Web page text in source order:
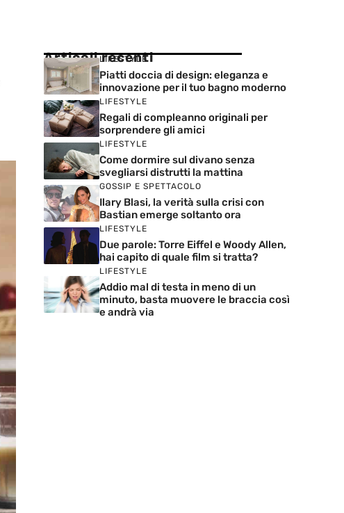
Articoli recenti
LIFESTYLE
Piatti doccia di design: eleganza e
innovazione per il tuo bagno moderno
LIFESTYLE
Regali di compleanno originali per
sorprendere gli amici
LIFESTYLE
Come dormire sul divano senza
svegliarsi distrutti la mattina
GOSSIP E SPETTACOLO
Ilary Blasi, la verità sulla crisi con
Bastian emerge soltanto ora
LIFESTYLE
Due parole: Torre Eiffel e Woody Allen,
hai capito di quale film si tratta?
LIFESTYLE
Addio mal di testa in meno di un
minuto, basta muovere le braccia così
e andrà via